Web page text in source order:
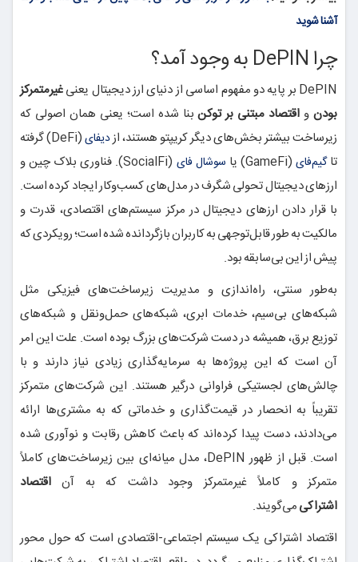
آشنا شوید
چرا DePIN به وجود آمد؟
DePIN بر پایه دو مفهوم اساسی از دنیای ارز دیجیتال یعنی
غیرمتمرکز
بودنو اقتصاد مبتنی بر توکنبنا شده است؛ یعنی همان اصولی که
زیرساخت بیشتر بخش‌های دیگر کریپتو هستند، ازدیفای
(DeFi) گرفته
تاگیم‌فای (GameFi) یا سوشال فای
(SocialFi). فناوری بلاک چین و
ارزهای دیجیتال تحولی شگرف در مدل‌های کسب‌وکار ایجاد کرده است.
با قرار دادن ارزهای دیجیتال در مرکز سیستم‌های اقتصادی، قدرت و
مالکیت به طور قابل‌توجهی به کاربران بازگردانده شده است؛ رویکردی که
پیش از این بی‌سابقه بود.
به‌طور سنتی، راه‌اندازی و مدیریت زیرساخت‌های فیزیکی مثل
شبکه‌های بی‌سیم، خدمات ابری، شبکه‌های حمل‌ونقل و شبکه‌های
توزیع برق، همیشه در دست شرکت‌های بزرگ بوده است. علت این امر
آن است که این پروژه‌ها به سرمایه‌گذاری زیادی نیاز دارند و با
چالش‌های لجستیکی فراوانی درگیر هستند. این شرکت‌های متمرکز
تقریباً به انحصار در قیمت‌گذاری و خدماتی که به مشتری‌ها ارائه
می‌دادند، دست پیدا کرده‌اند که باعث کاهش رقابت و نوآوری شده
است. قبل از ظهور DePIN، مدل میانه‌ای بین زیرساخت‌های کاملاً
متمرکز و کاملاً غیرمتمرکز وجود داشت که به آن اقتصاد
اشتراکیمی‌گویند.
اقتصاد اشتراکی یک سیستم اجتماعی-اقتصادی است که حول محور